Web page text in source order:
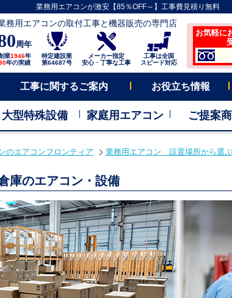
業務用エアコンが激安【85％OFF～】工事費見積り無料
務用エアコンの取付工事と機器販売の専門店
周年
業1946年
年の実績
特定建設業
第64687号
メーカー指定
安心・丁寧な工事
工事は全国
スピード対応
お気軽に
工事に関するご案内 お役立ち情報
大型特殊設備 家庭用エアコン ご提案
のエアコンフロンティア 業務用エアコン 設置場所から選ぶ
庫のエアコン・設備